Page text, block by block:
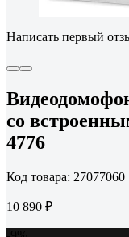
Написать первый
со
4776
Код товара: 27077060
10 890 ₽